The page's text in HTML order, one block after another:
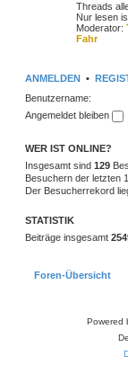
Threads
Nur lesen
Moderator:
Fahr
ANMELDEN •
Benutzername:
Angemeldet bleiben
WER IST ONLINE?
Insgesamt sind 129
Besuchern der letzten
Der Besucherrekord
STATISTIK
Beiträge insgesamt
Foren-Übersicht
Powered